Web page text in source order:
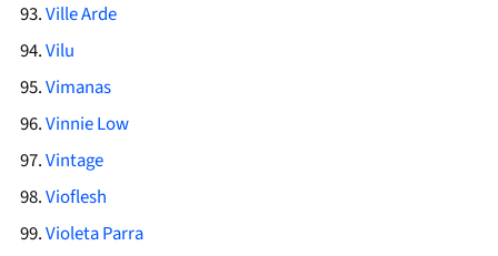
Ville Arde
Vilu
Vimanas
Vinnie Low
Vintage
Vioflesh
Violeta Parra